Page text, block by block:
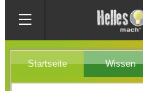
Startseite Wissen